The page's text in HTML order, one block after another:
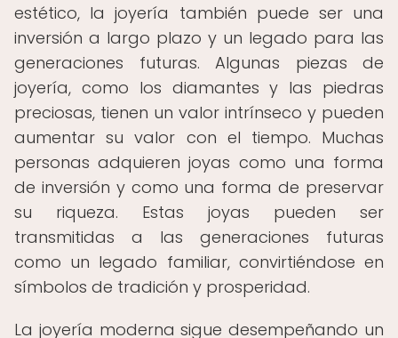
estético, la joyería también puede ser una
inversión a largo plazo y un legado para las
generaciones futuras. Algunas piezas de
joyería, como los diamantes y las piedras
preciosas, tienen un valor intrínseco y pueden
aumentar su valor con el tiempo. Muchas
personas adquieren joyas como una forma
de inversión y como una forma de preservar
su riqueza. Estas joyas pueden ser
transmitidas a las generaciones futuras
como un legado familiar, convirtiéndose en
símbolos de tradición y prosperidad.
La joyería moderna sigue desempeñando un